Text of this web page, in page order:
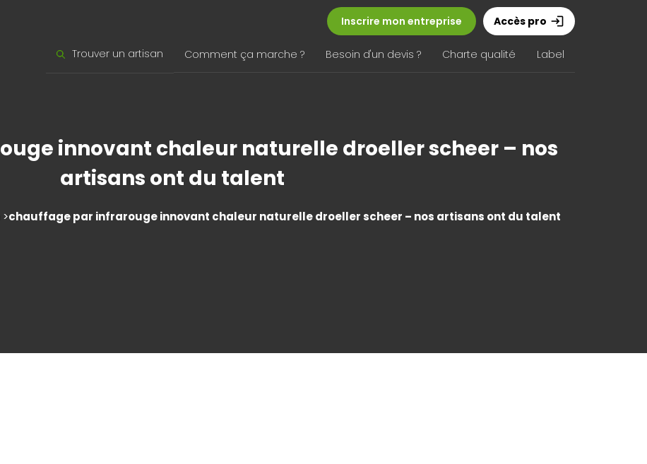
Inscrire mon entreprise Accès pro login
Trouver un artisan Comment ça marche ? Besoin d'un devis ? Charte qualité Label
innovant chaleur naturelle droeller scheer – nos
artisans ont du talent
chauffage par infrarouge innovant chaleur naturelle droeller scheer – nos artisans ont du talent